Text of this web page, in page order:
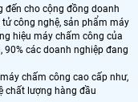
đến cho cộng đồng doanh
công nghệ, sản phẩm máy
hiệu máy chấm công của
90% các doanh nghiệp đang
chấm công cao cấp như,
chất lượng hàng đầu